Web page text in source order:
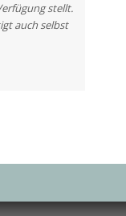
stellt.
auch selbst